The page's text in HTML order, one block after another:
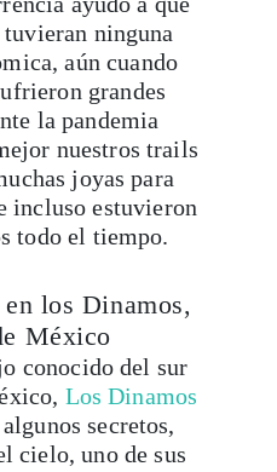
ninguna
aún cuando
grandes
la pandemia
nuestros trails
joyas para
incluso estuvieron
todo el tiempo.
los Dinamos,
México
conocido del sur
Los Dinamos
secretos,
cielo, uno de sus